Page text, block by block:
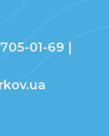
01-69 |